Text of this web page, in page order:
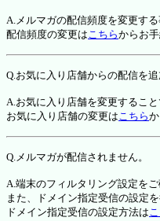
A.メルマガの配信頻度を変更する
配信頻度の変更はこちらからお手
Q.お気に入り店舗からの配信を
A.お気に入り店舗を変更すること
お気に入り店舗の変更はこちらか
Q.メルマガが配信されません。
A.端末のフィルタリング設定をご
また、ドメイン指定受信の設定
ドメイン指定受信の設定方法は